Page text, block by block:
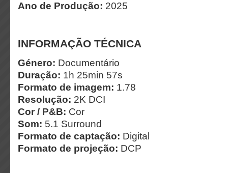
Ano de Produção: 2025
INFORMAÇÃO TÉCNICA
Género: Documentário
Duração: 1h 25min 57s
Formato de imagem: 1.78
Resolução: 2K DCI
Cor / P&B: Cor
Som: 5.1 Surround
Formato de captação: Digital
Formato de projeção: DCP